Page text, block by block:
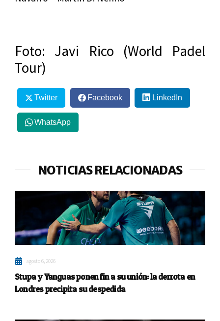
Foto: Javi Rico (World Padel
Tour)
Twitter Facebook LinkedIn
WhatsApp
NOTICIAS RELACIONADAS
agosto 6, 2026
Stupa y Yanguas ponen fin a su unión: la derrota en
Londres precipita su despedida